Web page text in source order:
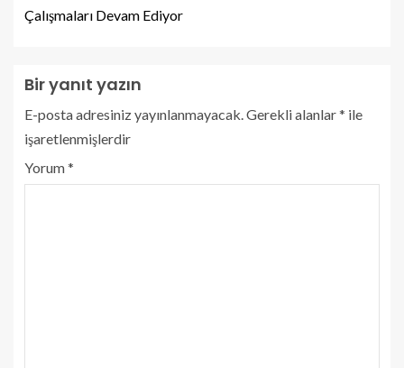
Çalışmaları Devam Ediyor
Bir yanıt yazın
E-posta adresiniz yayınlanmayacak.Gerekli alanlar* ile
işaretlenmişlerdir
Yorum*